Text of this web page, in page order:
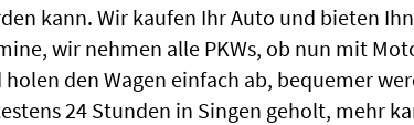
kann. Wir kaufen Ihr Auto und bieten
wir nehmen alle PKWs, ob nun mit
den Wagen einfach ab, bequemer
24 Stunden in Singen geholt, mehr